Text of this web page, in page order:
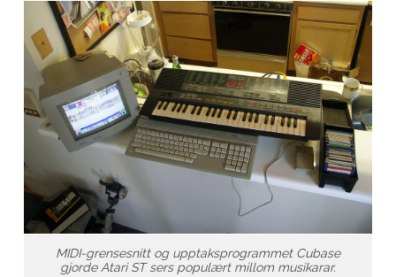
MIDI-grensesnitt og upptaksprogrammet Cubase
gjorde Atari ST sers populært millom musikarar.